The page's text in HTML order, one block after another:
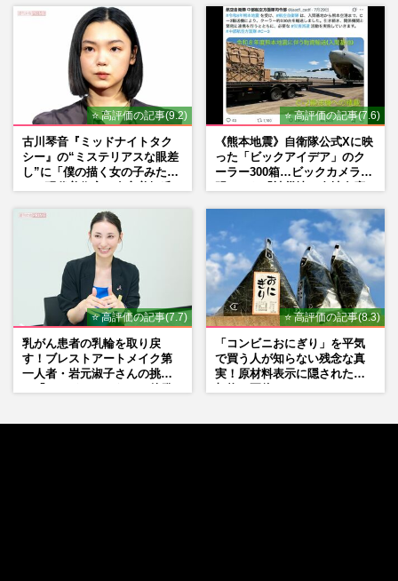
⭐ 高評価の記事(9.2)
古川琴音『ミッドナイトタク
シー』の“ミステリアスな眼差
し”に「僕の描く女の子みた
⭐ 高評価の記事(7.6)
《熊本地震》自衛隊公式Xに映
った「ビックアイデア」のク
ーラー300箱…ビックカメラが
⭐ 高評価の記事(7.7)
乳がん患者の乳輪を取り戻
す！ブレストアートメイク第
一人者・岩元淑子さんの挑戦
⭐ 高評価の記事(8.3)
「コンビニおにぎり」を平気
で買う人が知らない残念な真
実！原材料表示に隠された添